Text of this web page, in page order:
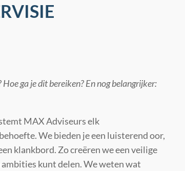
ga je dit bereiken? En nog belangrijker:
MAX Adviseurs elk
We bieden je een luisterend oor,
klankbord. Zo creëren we een veilige
kunt delen. We weten wat